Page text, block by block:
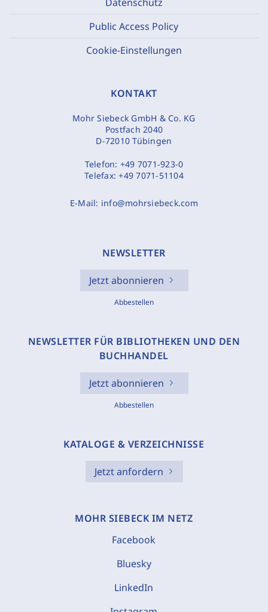
Public Access Policy
Cookie-Einstellungen
KONTAKT
Mohr Siebeck GmbH & Co. KG
Postfach 2040
D-72010 Tübingen
Telefon: +49 7071-923-0
Telefax:+49 7071-51104
E-Mail: info@mohrsiebeck.com
NEWSLETTER
Jetzt abonnieren
Abbestellen
NEWSLETTER FÜR BIBLIOTHEKEN UND DEN
BUCHHANDEL
Jetzt abonnieren
Abbestellen
KATALOGE & VERZEICHNISSE
Jetzt anfordern
MOHR SIEBECK IM NETZ
Facebook
Bluesky
LinkedIn